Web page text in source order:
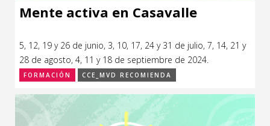
Mente activa en Casavalle
5, 12, 19 y 26 de junio, 3, 10, 17, 24 y 31 de julio, 7, 14, 21 y
28 de agosto, 4, 11 y 18 de septiembre de 2024.
FORMACIÓN CCE_MVD RECOMIENDA